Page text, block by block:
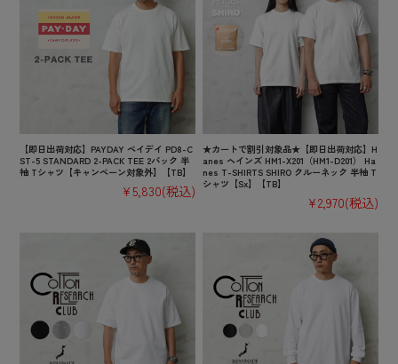
【即日出荷対応】PAYDAY ペイデイ PD8-C
ST-5 STANDARD 2-PACK TEE 2パック 半
袖 Tシャツ【キャンペーン対象外】【TB】
¥5,830(税込)
★カートで割引対象品★【即日出荷対応】H
anes ヘインズ HM1-X201（HM1-D201） Ha
nes T-SHIRTS SHIRO クルーネック 半袖 T
シャツ【Sx】【TB】
¥2,970(税込)